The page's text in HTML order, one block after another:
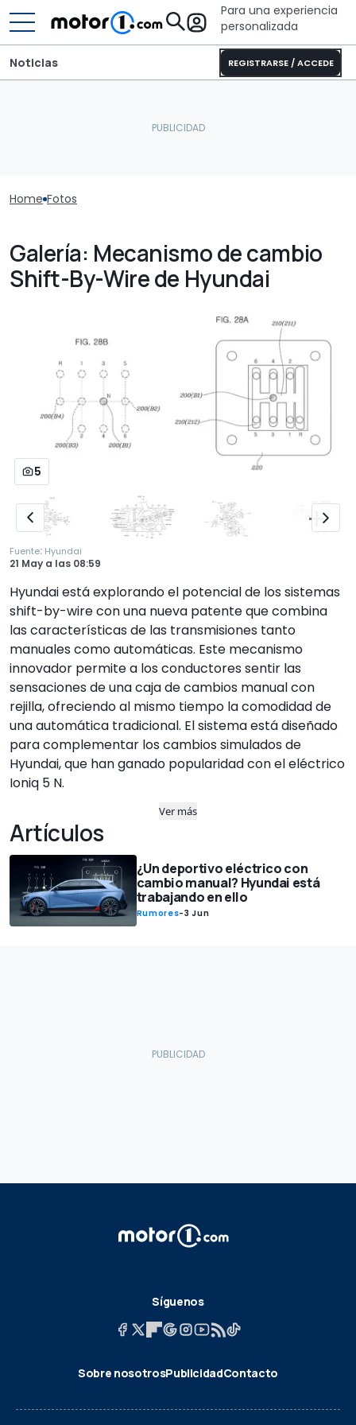
Para una experiencia
personalizada
REGISTRARSE / ACCEDE
Noticias
Home Fotos
Galería: Mecanismo de cambio
Shift-By-Wire de Hyundai
5
Fuente: Hyundai
21 May a las 08:59
Hyundai está explorando el potencial de los sistemas
shift-by-wire con una nueva patente que combina
las características de las transmisiones tanto
manuales como automáticas. Este mecanismo
innovador permite a los conductores sentir las
sensaciones de una caja de cambios manual con
rejilla, ofreciendo al mismo tiempo la comodidad de
una automática tradicional. El sistema está diseñado
para complementar los cambios simulados de
Hyundai, que han ganado popularidad con el eléctrico
Ioniq 5 N.
Ver más
Artículos
¿Un deportivo eléctrico con
cambio manual? Hyundai está
trabajando en ello
Rumores-3 Jun
Síguenos
Sobre nosotrosPublicidadContacto